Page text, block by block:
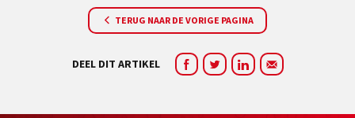
TERUG NAAR DE VORIGE PAGINA
DEEL DIT ARTIKEL